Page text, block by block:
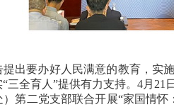
提出要办好人民满意的教育，实
三全育人”提供有力支持。4月
第二党支部联合开展“家国情